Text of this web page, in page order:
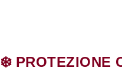
❄️ PROTEZIONE